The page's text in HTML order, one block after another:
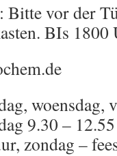
Bitte vor der
BIs 1800
9.30 –
zondag –